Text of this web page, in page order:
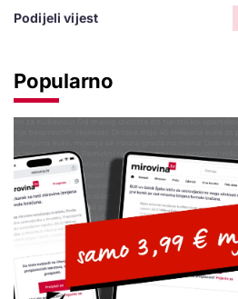
Podijeli vijest
Popularno